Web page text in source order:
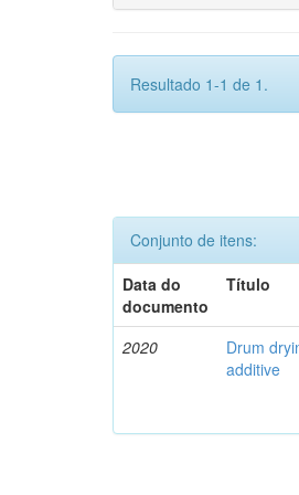
Resultado 1-1 de 1.
Conjunto de itens:
Data do
documento
Título
2020
Drum
additive